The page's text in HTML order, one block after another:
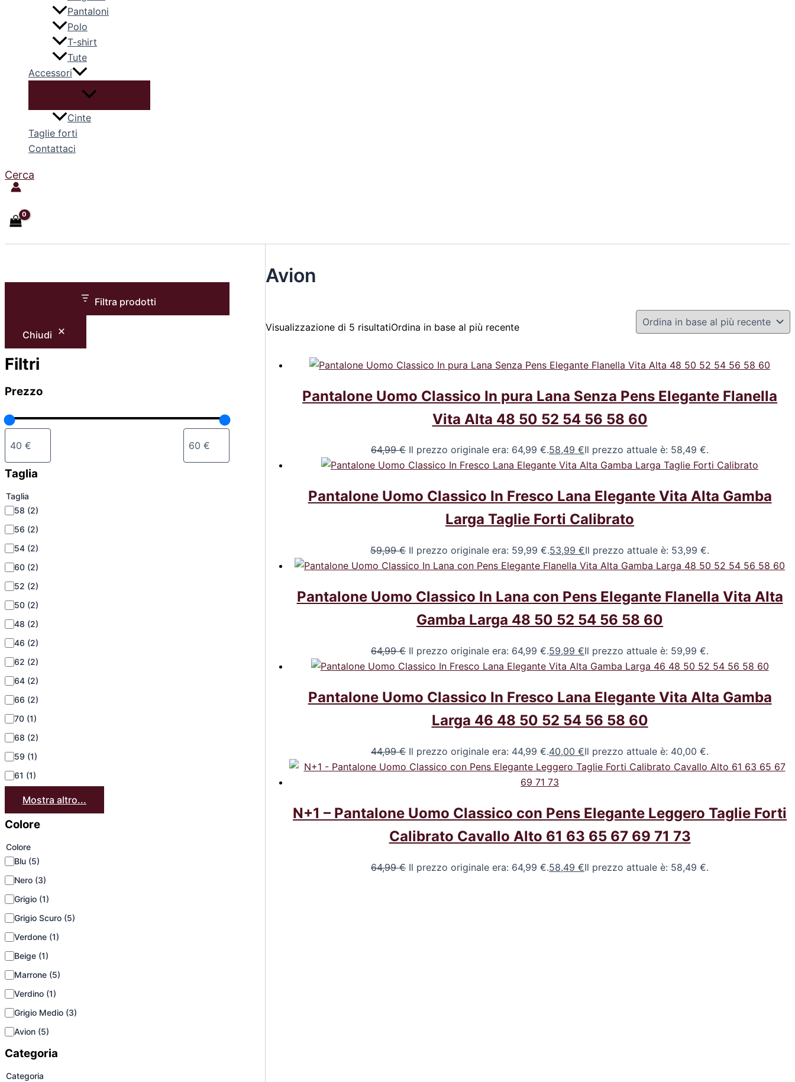
Pantaloni
Polo
T-shirt
Tute
Accessori
Cinte
Taglie forti
Contattaci
Cerca
Filtra prodotti
Chiudi
Filtri
Prezzo
Taglia
Taglia
58 (2)
56 (2)
54 (2)
60 (2)
52 (2)
50 (2)
48 (2)
46 (2)
62 (2)
64 (2)
66 (2)
70 (1)
68 (2)
59 (1)
61 (1)
Mostra altro...
Colore
Colore
Blu (5)
Nero (3)
Grigio (1)
Grigio Scuro (5)
Verdone (1)
Beige (1)
Marrone (5)
Verdino (1)
Grigio Medio (3)
Avion (5)
Categoria
Categoria
Avion
Visualizzazione di 5 risultatiOrdina in base al più recente
Pantalone Uomo Classico In pura Lana Senza Pens Elegante Flanella
Vita Alta 48 50 52 54 56 58 60
64,99€ Il prezzo originale era: 64,99 €.58,49€Il prezzo attuale è: 58,49 €.
Pantalone Uomo Classico In Fresco Lana Elegante Vita Alta Gamba
Larga Taglie Forti Calibrato
59,99€ Il prezzo originale era: 59,99 €.53,99€Il prezzo attuale è: 53,99 €.
Pantalone Uomo Classico In Lana con Pens Elegante Flanella Vita Alta
Gamba Larga 48 50 52 54 56 58 60
64,99€ Il prezzo originale era: 64,99 €.59,99€Il prezzo attuale è: 59,99 €.
Pantalone Uomo Classico In Fresco Lana Elegante Vita Alta Gamba
Larga 46 48 50 52 54 56 58 60
44,99€ Il prezzo originale era: 44,99 €.40,00€Il prezzo attuale è: 40,00 €.
N+1 – Pantalone Uomo Classico con Pens Elegante Leggero Taglie Forti
Calibrato Cavallo Alto 61 63 65 67 69 71 73
64,99€ Il prezzo originale era: 64,99 €.58,49€Il prezzo attuale è: 58,49 €.